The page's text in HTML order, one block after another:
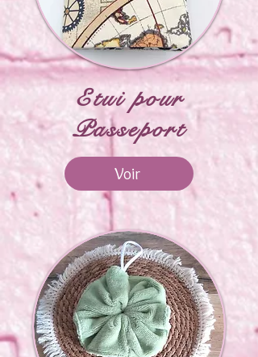
Etui pour
Passeport
Voir